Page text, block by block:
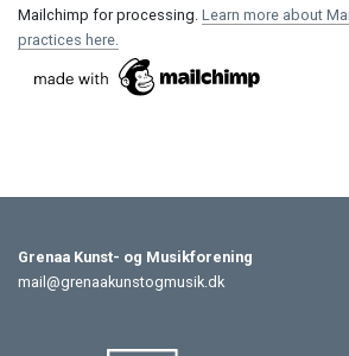
Mailchimp for processing. Learn more about
practices here.
Grenaa Kunst- og Musikforening
mail@grenaakunstogmusik.dk